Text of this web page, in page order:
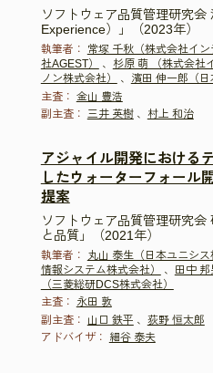
ソフトウェア品質管理研究
Experience）」（2023年）
執筆者： 常塚 千秋（株式会社イン
社AGEST）
、 杉原 萌 （株式会社
ノン株式会社）
、 濱田 伸一郎（日
主査： 金山 豊浩
副主査： 三井 英樹、 村上 和治
アジャイル開発における
したウォーターフォール
提案
ソフトウェア品質管理研究
と品質」（2021年）
執筆者： 丸山 泰生（日本ユニシス
情報システム株式会社）
、 田中 邦
（三菱総研DCS株式会社）
主査：
永田 敦
副主査：
山口 鉄平 、 荻野 恒太郎
アドバイザ：
細谷 泰夫